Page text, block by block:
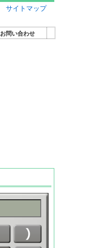
サイトマップ
お問い合わせ